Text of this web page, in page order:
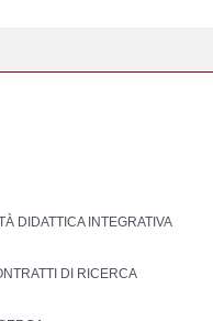
DIDATTICA INTEGRATIVA
DI RICERCA